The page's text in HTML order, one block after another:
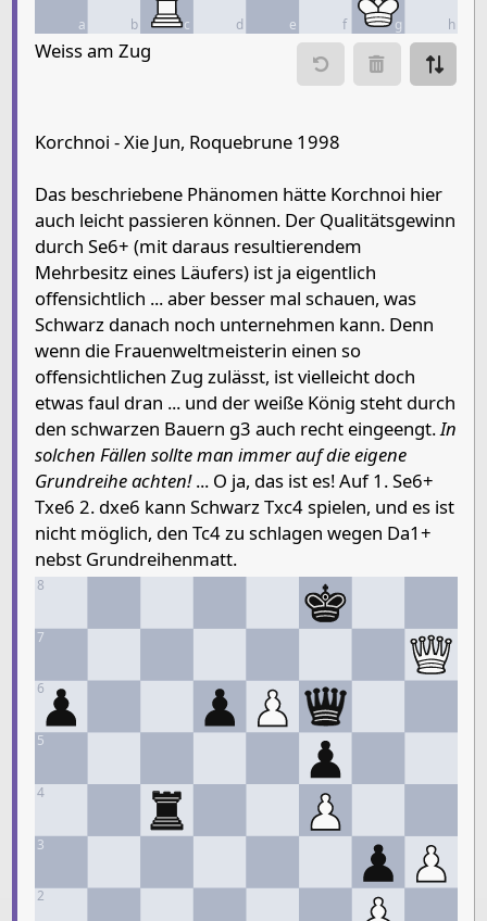
a b c d e f g h
Move piece
a bc d e
8
Rook Black
7
6Pawn Black Pawn Black
5
Pawn White
4
Bishop White
3
2
1
Rook White
Pieces lists
Pieces White
King g1
Queen h7 Rook c1
King f8
Pawn g3
Weiss am Zug
Korchnoi - Xie Jun, Roquebrune 1998
Das beschriebene Phänomen hätte Korchnoi hier
auch leicht passieren können. Der Qualitätsgewinn
durch Se6+ (mit daraus resultierendem
Mehrbesitz eines Läufers) ist ja eigentlich
offensichtlich ... aber besser mal schauen, was
Schwarz danach noch unternehmen kann. Denn
wenn die Frauenweltmeisterin einen so
offensichtlichen Zug zulässt, ist vielleicht doch
etwas faul dran ... und der weiße König steht durch
den schwarzen Bauern g3 auch recht eingeengt.In
solchen Fällen sollte man immer auf die eigene
Grundreihe achten!... O ja, das ist es! Auf 1. Se6+
Txe6 2. dxe6 kann Schwarz Txc4 spielen, und es ist
nicht möglich, den Tc4 zu schlagen wegen Da1+
nebst Grundreihenmatt.
8
7
6
5
4
3
2